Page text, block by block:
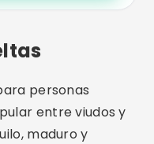
personas
entre viudos y
maduro y